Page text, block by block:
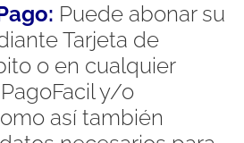
Puede abonar su
Tarjeta de
o en cualquier
y/o
así también